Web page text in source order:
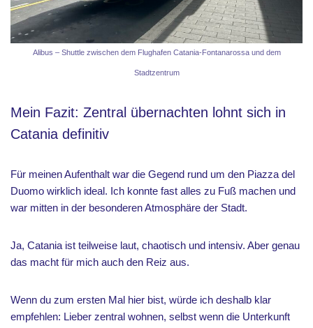
Alibus – Shuttle zwischen dem Flughafen Catania-Fontanarossa und dem
Stadtzentrum
Mein Fazit: Zentral übernachten lohnt sich in
Catania definitiv
Für meinen Aufenthalt war die Gegend rund um den Piazza del
Duomo wirklich ideal. Ich konnte fast alles zu Fuß machen und
war mitten in der besonderen Atmosphäre der Stadt.
Ja, Catania ist teilweise laut, chaotisch und intensiv. Aber genau
das macht für mich auch den Reiz aus.
Wenn du zum ersten Mal hier bist, würde ich deshalb klar
empfehlen: Lieber zentral wohnen, selbst wenn die Unterkunft